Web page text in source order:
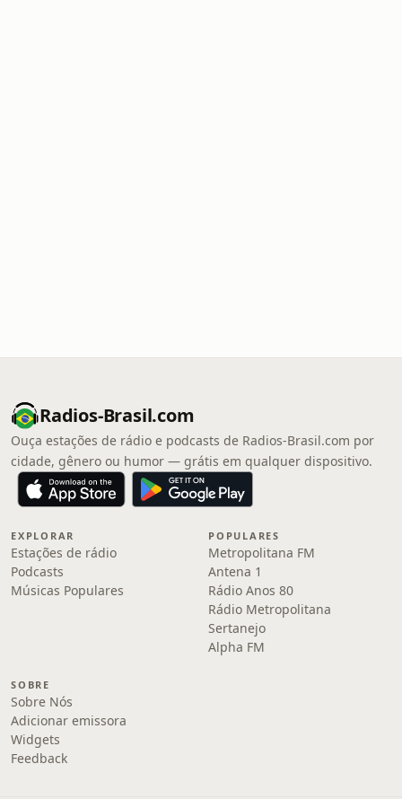
Radios-Brasil.com
Ouça estações de rádio e podcasts de Radios-Brasil.com por
cidade, gênero ou humor — grátis em qualquer dispositivo.
EXPLORAR
Estações de rádio
Podcasts
Músicas Populares
POPULARES
Metropolitana FM
Antena 1
Rádio Anos 80
Rádio Metropolitana
Sertanejo
Alpha FM
SOBRE
Sobre Nós
Adicionar emissora
Widgets
Feedback